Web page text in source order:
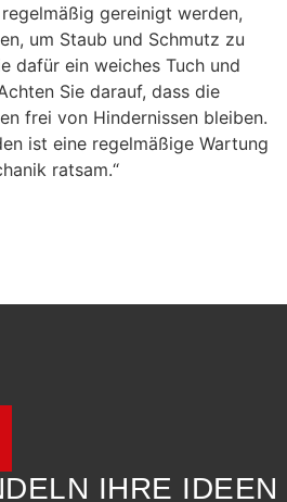
regelmäßig gereinigt werden,
um Staub und Schmutz zu
dafür ein weiches Tuch und
Sie darauf, dass die
frei von Hindernissen bleiben.
ist eine regelmäßige Wartung
ratsam.“
IHRE IDEEN